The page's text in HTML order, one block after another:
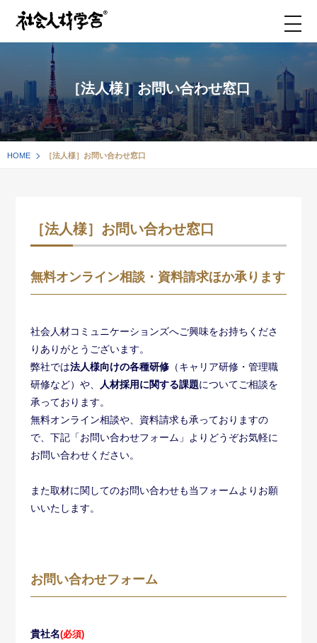
［法人様］お問い合わせ窓口
HOME ［法人様］お問い合わせ窓口
［法人様］お問い合わせ窓口
無料オンライン相談・資料請求ほか承ります
社会人材コミュニケーションズへご興味をお持ちくださ
りありがとうございます。
弊社では法人様向けの各種研修（キャリア研修・管理職
研修など）や、
人材採用に関する課題についてご相談を
承っております。
無料オンライン相談や、資料請求も承っておりますの
で、下記「お問い合わせフォーム」よりどうぞお気軽に
お問い合わせください。
また取材に関してのお問い合わせも当フォームよりお願
いいたします。
お問い合わせフォーム
貴社名(必須)